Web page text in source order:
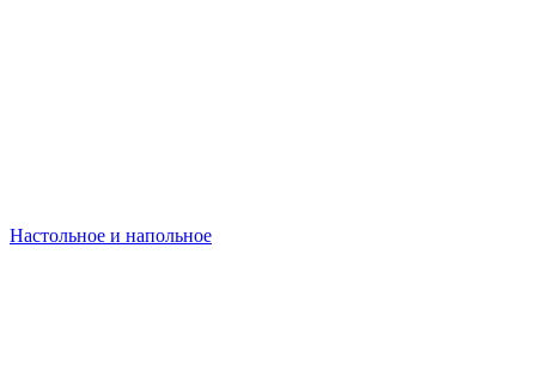
Настольное и напольное